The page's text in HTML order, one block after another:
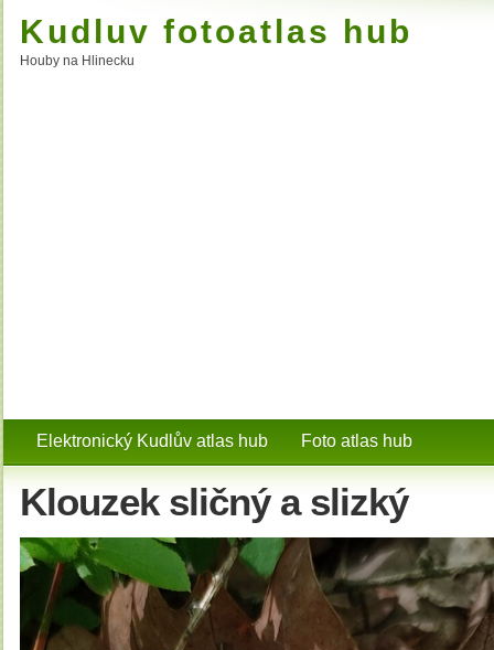
Kudluv fotoatlas hub
Houby na Hlinecku
Elektronický Kudlův atlas hub Foto atlas hub
Klouzek sličný a slizký